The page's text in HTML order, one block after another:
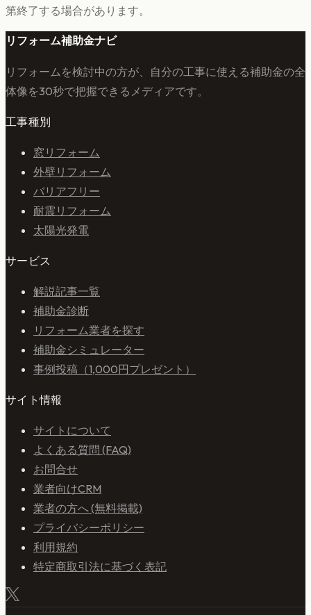
第終了する場合があります。
リフォーム補助金ナビ
リフォームを検討中の方が、自分の工事に使える補助金の全
体像を30秒で把握できるメディアです。
工事種別
窓リフォーム
外壁リフォーム
バリアフリー
耐震リフォーム
太陽光発電
サービス
解説記事一覧
補助金診断
リフォーム業者を探す
補助金シミュレーター
事例投稿（1,000円プレゼント）
サイト情報
サイトについて
よくある質問 (FAQ)
お問合せ
業者向けCRM
業者の方へ (無料掲載)
プライバシーポリシー
利用規約
特定商取引法に基づく表記